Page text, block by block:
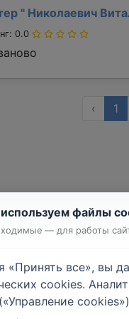
" Николаевич
0.0
‹ 1
файлы
— для работы
«Принять все», вы
cookies.